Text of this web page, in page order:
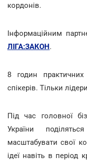
кордонів.
Інформаційним
ЛІГА:ЗАКОН.
8 годин практичних
спікерів. Тільки
Під час головної
України
масштабувати свої
ідеї навіть в